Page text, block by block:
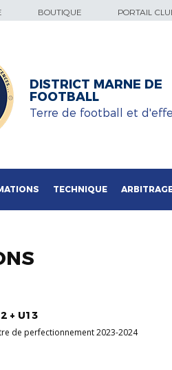
BOUTIQUE PORTAIL
DISTRICT MARNE DE
FOOTBALL
Terre de football et
TECHNIQUE
+ U13
de perfectionnement 2023-2024